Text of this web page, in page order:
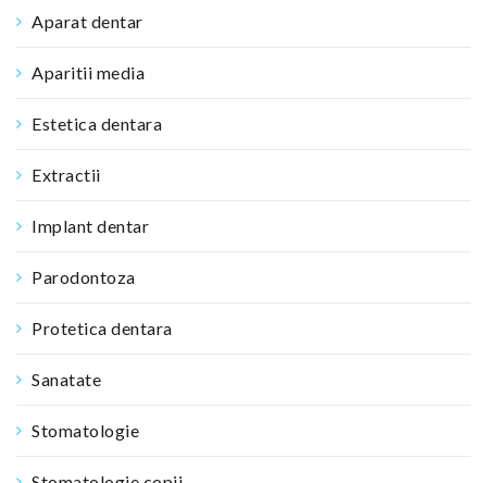
Aparat dentar
Aparitii media
Estetica dentara
Extractii
Implant dentar
Parodontoza
Protetica dentara
Sanatate
Stomatologie